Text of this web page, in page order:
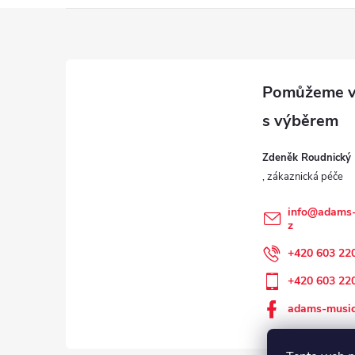
Zdeněk Roudnický
info@
z
+420 603
+420 603
adams-